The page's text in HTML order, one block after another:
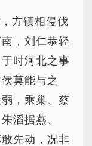
方镇相侵伐
，刘仁恭轻
时河北之事
莫能与之
，乘巢、蔡
滔据燕、
先动，况非